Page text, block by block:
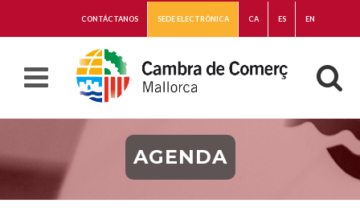
CONTÁCTANOS SEDE ELECTRÓNICA CA ES EN
AGENDA